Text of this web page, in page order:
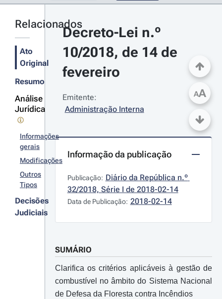
Relacionados
Ato
Original
Resumo
Análise
Jurídica
Informações
gerais
Modificações
Outros
Tipos
Decisões
Judiciais
Decreto-Lei n.º
10/2018, de 14 de
fevereiro
Emitente:
Administração Interna
Informação da publicação
Publicação: Diário da República n.º
32/2018, Série I de 2018-02-14
Data de Publicação: 2018-02-14
SUMÁRIO
Clarifica os critérios aplicáveis à gestão de
combustível no âmbito do Sistema Nacional
de Defesa da Floresta contra Incêndios
AA